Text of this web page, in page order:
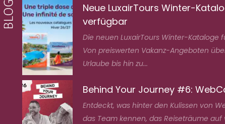
Neue LuxairTours Winter-
verfügbar
Die neuen LuxairTours Winter-Kataloge
Von preiswerten Vakanz-Angeboten
Urlaube bis hin zu...
Behind Your Journey #6:
Entdeckt, was hinter den Kulissen von
das Team kennen, das Reiseträume